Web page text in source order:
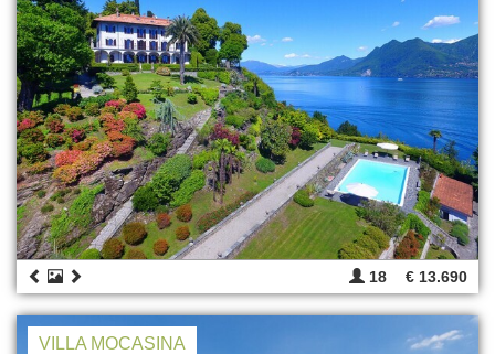
18 € 13.690
VILLA MOCASINA